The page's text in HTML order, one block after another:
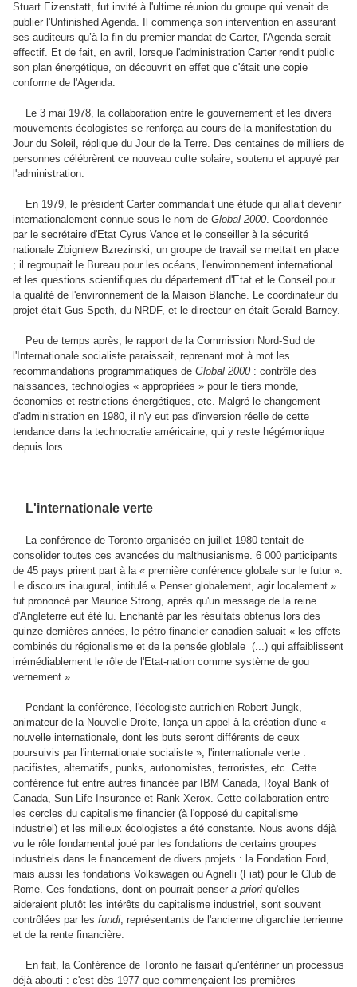
Stuart Eizenstatt, fut invité à l'ultime réunion du groupe qui venait de
publier l'Unfinished Agenda. Il commença son intervention en assurant
ses auditeurs qu’à la fin du premier mandat de Carter, l'Agenda serait
effectif. Et de fait, en avril, lorsque l'administration Carter rendit public
son plan énergétique, on découvrit en effet que c'était une copie
conforme de l'Agenda.
Le 3 mai 1978, la collaboration entre le gouvernement et les divers
mouvements écologistes se renforça au cours de la manifestation du
Jour du Soleil, réplique du Jour de la Terre. Des centaines de milliers de
personnes célébrèrent ce nouveau culte solaire, soutenu et appuyé par
l'administration.
En 1979, le président Carter commandait une étude qui allait devenir
internationalement connue sous le nom de Global 2000. Coordonnée
par le secrétaire d'Etat Cyrus Vance et le conseiller à la sécurité
nationale Zbigniew Bzrezinski, un groupe de travail se mettait en place
; il regroupait le Bureau pour les océans, l'environnement international
et les questions scientifiques du département d'Etat et le Conseil pour
la qualité de l'environnement de la Maison Blanche. Le coordinateur du
projet était Gus Speth, du NRDF, et le directeur en était Gerald Barney.
Peu de temps après, le rapport de la Commission Nord-Sud de
l'Internationale socialiste paraissait, reprenant mot à mot les
recommandations programmatiques de Global 2000 : contrôle des
naissances, technologies « appropriées » pour le tiers monde,
économies et restrictions énergétiques, etc. Malgré le changement
d'administration en 1980, il n'y eut pas d'inversion réelle de cette
tendance dans la technocratie américaine, qui y reste hégémonique
depuis lors.
L'internationale verte
La conférence de Toronto organisée en juillet 1980 tentait de
consolider toutes ces avancées du malthusianisme. 6 000 participants
de 45 pays prirent part à la « première conférence globale sur le futur ».
Le discours inaugural, intitulé « Penser globalement, agir localement »
fut prononcé par Maurice Strong, après qu'un message de la reine
d'Angleterre eut été lu. Enchanté par les résultats obtenus lors des
quinze dernières années, le pétro-financier canadien saluait « les effets
combinés du régionalisme et de la pensée globlale (...) qui affaiblissent
irrémédiablement le rôle de l'Etat-nation comme système de gou
vernement ».
Pendant la conférence, l'écologiste autrichien Robert Jungk,
animateur de la Nouvelle Droite, lança un appel à la création d'une «
nouvelle internationale, dont les buts seront différents de ceux
poursuivis par l'internationale socialiste », l'internationale verte :
pacifistes, alternatifs, punks, autonomistes, terroristes, etc. Cette
conférence fut entre autres financée par IBM Canada, Royal Bank of
Canada, Sun Life Insurance et Rank Xerox. Cette collaboration entre
les cercles du capitalisme financier (à l'opposé du capitalisme
industriel) et les milieux écologistes a été constante. Nous avons déjà
vu le rôle fondamental joué par les fondations de certains groupes
industriels dans le financement de divers projets : la Fondation Ford,
mais aussi les fondations Volkswagen ou Agnelli (Fiat) pour le Club de
Rome. Ces fondations, dont on pourrait penser a priori qu'elles
aideraient plutôt les intérêts du capitalisme industriel, sont souvent
contrôlées par les fundi, représentants de l'ancienne oligarchie terrienne
et de la rente financière.
En fait, la Conférence de Toronto ne faisait qu'entériner un processus
déjà abouti : c'est dès 1977 que commençaient les premières